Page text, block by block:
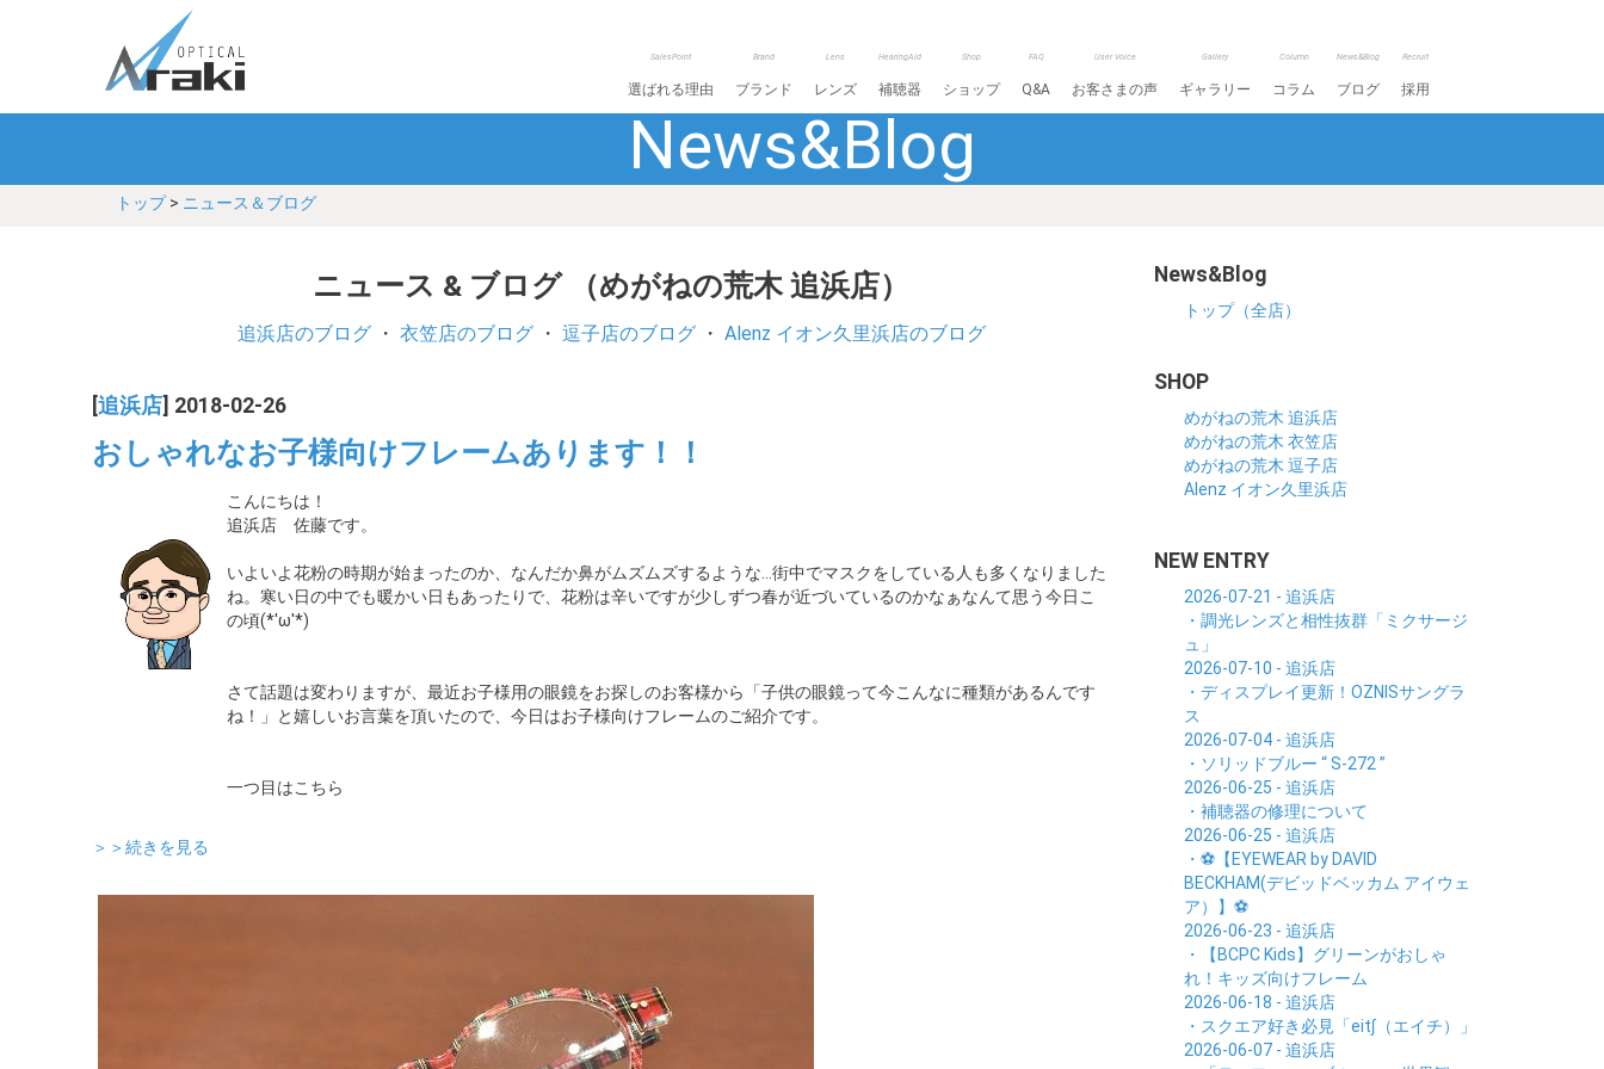
SalesPoint
選ばれる理由
Brand
ブランド
Lens
レンズ
HearingAid
補聴器
Shop
ショップ
FAQ
Q&A
User Voice
お客さまの声
Gallery
ギャラリー
Column
コラム
News&Blog
ブログ
Recruit
採用
News&Blog
トップ> ニュース＆ブログ
ニュース & ブログ （めがねの荒木 追浜店）
追浜店のブログ・ 衣笠店のブログ・ 逗子店のブログ・ Alenz イオン久里浜店のブログ
追浜店 ] 2018-02-26
おしゃれなお子様向けフレームあります！！
こんにちは！
追浜店 佐藤です。
いよいよ花粉の時期が始まったのか、なんだか鼻がムズムズするような…街中でマスクをしている人も多くなりました
ね。寒い日の中でも暖かい日もあったりで、花粉は辛いですが少しずつ春が近づいているのかなぁなんて思う今日こ
の頃(*'ω'*)
さて話題は変わりますが、最近お子様用の眼鏡をお探しのお客様から「子供の眼鏡って今こんなに種類があるんです
ね！」と嬉しいお言葉を頂いたので、今日はお子様向けフレームのご紹介です。
一つ目はこちら
＞＞続きを見る
News&Blog
トップ（全店）
SHOP
めがねの荒木 追浜店
めがねの荒木 衣笠店
めがねの荒木 逗子店
Alenz イオン久里浜店
NEW ENTRY
2026-07-21 - 追浜店
・調光レンズと相性抜群「ミクサージ
ュ」
2026-07-10 - 追浜店
・ディスプレイ更新！OZNISサングラ
ス
2026-07-04 - 追浜店
・ソリッドブルー “ S-272 ”
2026-06-25 - 追浜店
・補聴器の修理について
2026-06-25 - 追浜店
・⚽【EYEWEAR by DAVID
BECKHAM(デビッドベッカム アイウェ
ア）】⚽
2026-06-23 - 追浜店
・【BCPC Kids】グリーンがおしゃ
れ！キッズ向けフレーム
2026-06-18 - 追浜店
・スクエア好き必見「eit∫（エイチ）」
2026-06-07 - 追浜店